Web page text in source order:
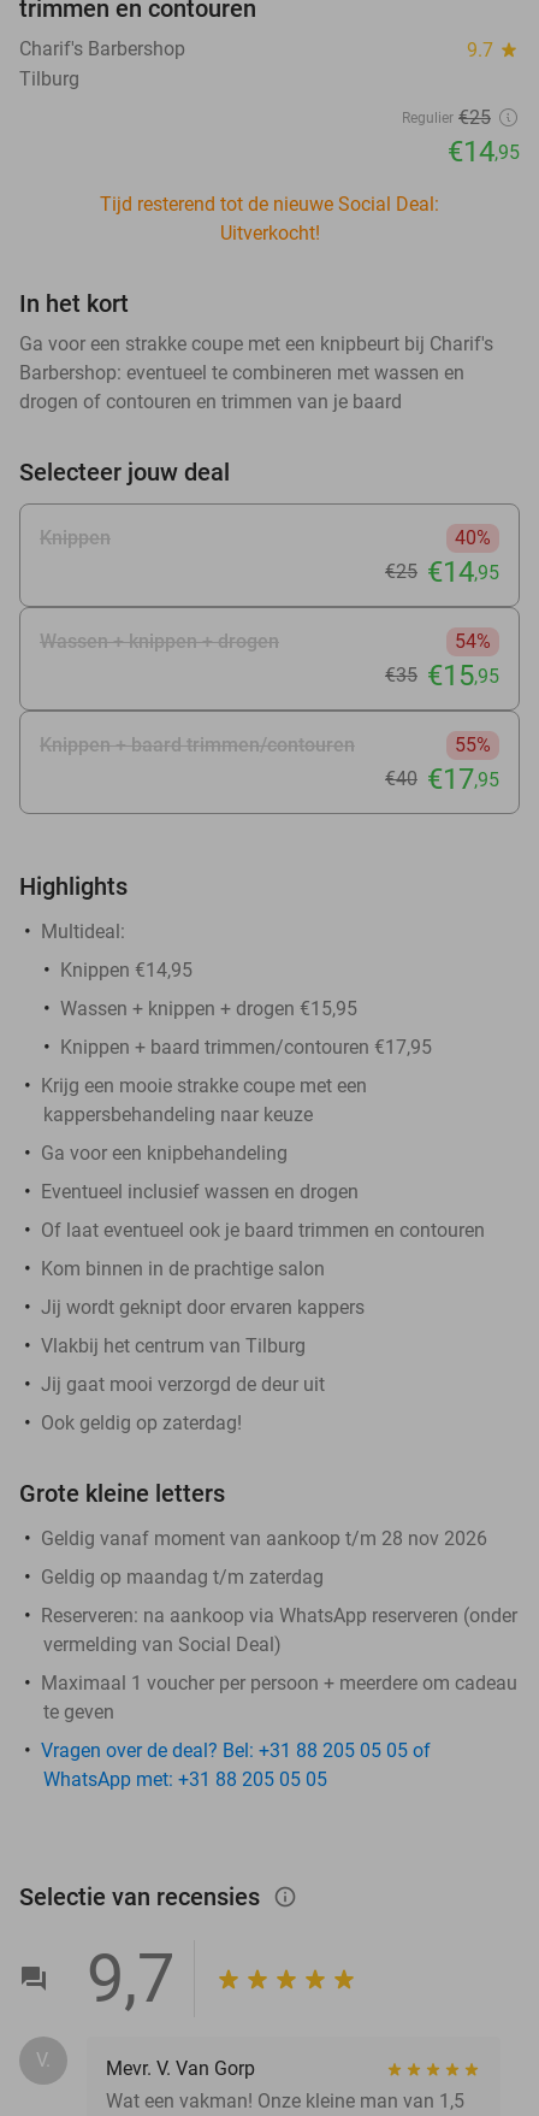
trimmen en contouren
Charif's Barbershop 9.7 star
Tilburg
Regulier €25
€14,95
Tijd resterend tot de nieuwe Social Deal:
Uitverkocht!
In het kort
Ga voor een strakke coupe met een knipbeurt bij Charif's
Barbershop: eventueel te combineren met wassen en
drogen of contouren en trimmen van je baard
Selecteer jouw deal
Knippen
40%
€25 €14,95
Wassen + knippen + drogen
54%
€35 €15,95
Knippen + baard trimmen/contouren
55%
€40 €17,95
Highlights
Multideal:
Knippen €14,95
Wassen + knippen + drogen €15,95
Knippen + baard trimmen/contouren €17,95
Krijg een mooie strakke coupe met een
kappersbehandeling naar keuze
Ga voor een knipbehandeling
Eventueel inclusief wassen en drogen
Of laat eventueel ook je baard trimmen en contouren
Kom binnen in de prachtige salon
Jij wordt geknipt door ervaren kappers
Vlakbij het centrum van Tilburg
Jij gaat mooi verzorgd de deur uit
Ook geldig op zaterdag!
Grote kleine letters
Geldig vanaf moment van aankoop t/m 28 nov 2026
Geldig op maandag t/m zaterdag
Reserveren: na aankoop via WhatsApp reserveren (onder
vermelding van Social Deal)
Maximaal 1 voucher per persoon + meerdere om cadeau
te geven
Vragen over de deal? Bel: +31 88 205 05 05 of
WhatsApp met: +31 88 205 05 05
Selectie van recensies info_outlined
9,7
V.
Mevr. V. Van Gorp
Wat een vakman! Onze kleine man van 1,5